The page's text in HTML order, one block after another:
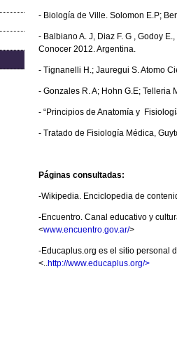
- Biología de Ville. Solomon E.P;
- Balbiano A. J, Diaz F. G , Godoy
Conocer 2012. Argentina.
- Tignanelli H.; Jauregui S. Atomo
- Gonzales R. A; Hohn G.E; Telleria
- “Principios de Anatomía y
- Tratado de Fisiología Médica,
Páginas consultadas:
-Wikipedia. Enciclopedia de
-Encuentro. Canal educativo y
<www.encuentro.gov.ar/>
-Educaplus.org es el sitio personal
<..http://www.educaplus.org/>